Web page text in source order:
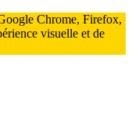
Chrome, Firefox,
visuelle et de